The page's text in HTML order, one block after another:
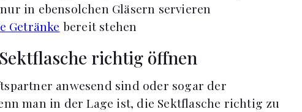
nur in ebensolchen Gläsern servieren
Getränke bereit stehen
richtig öffnen
anwesend sind oder sogar der
man in der Lage ist, die Sektflasche richtig zu